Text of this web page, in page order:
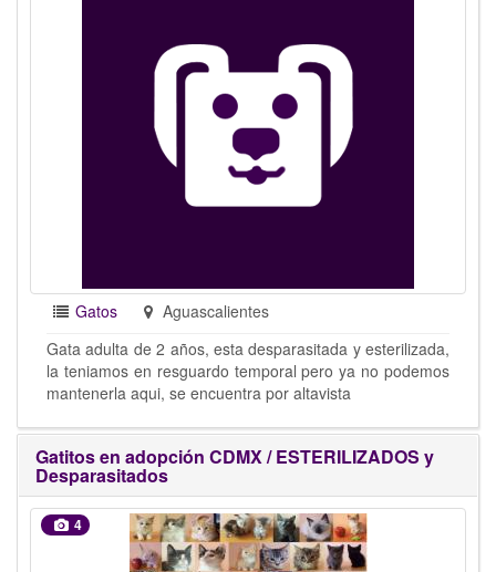
Gatos
Aguascalientes
Gata adulta de 2 años, esta desparasitada y esterilizada,
la teniamos en resguardo temporal pero ya no podemos
mantenerla aqui, se encuentra por altavista
Gatitos en adopción CDMX / ESTERILIZADOS y
Desparasitados
4